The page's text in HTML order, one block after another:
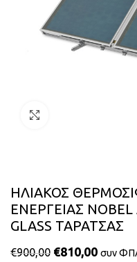
ΗΛΙΑΚΟΣ
ΕΝΕΡΓΕΙΑΣ NOBEL
GLASS ΤΑΡΑΤΣΑΣ
€900,00 €810,00 συν